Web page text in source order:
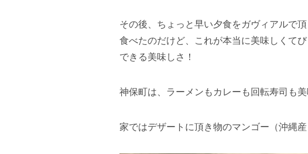
その後、ちょっと早い夕食をガヴィアルで
食べたのだけど、これが本当に美味しくて
できる美味しさ！
神保町は、ラーメンもカレーも回転寿司も美
家ではデザートに頂き物のマンゴー（沖縄